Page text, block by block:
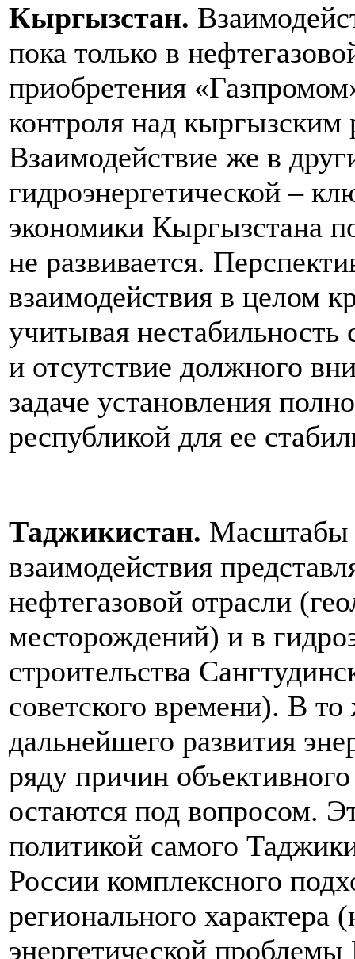
Кыргызстан.
пока только в
приобретения
контроля над
Взаимодействие же в
гидроэнергетической –
экономики Кыргызстана
не развивается.
взаимодействия в целом
учитывая
и отсутствие должного
задаче установления
республикой для ее
Таджикистан. Масштабы
взаимодействия
нефтегазовой отрасли
месторождений) и в
строительства
советского времени). В
дальнейшего развития
ряду причин
остаются под вопросом.
политикой самого
России комплексного
регионального характера
энергетической